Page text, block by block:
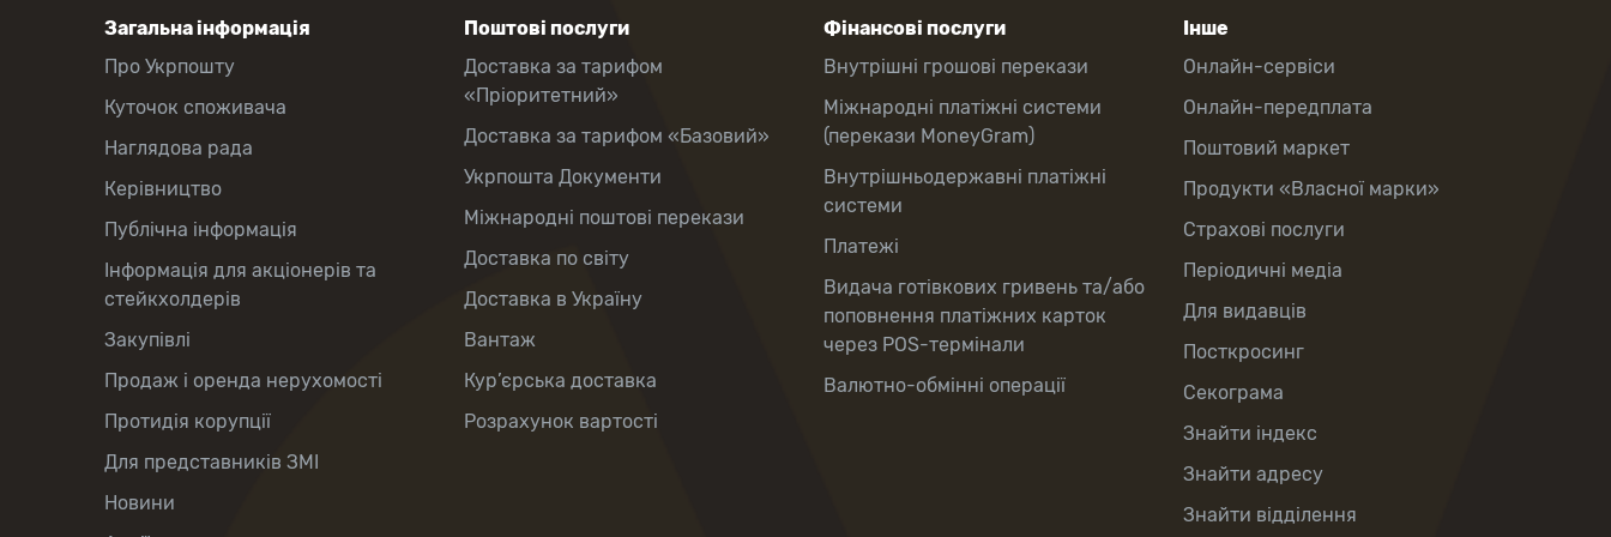
Загальна інформація
Про Укрпошту
Куточок споживача
Наглядова рада
Керівництво
Публічна інформація
Інформація для акціонерів та
стейкхолдерів
Закупівлі
Продаж і оренда нерухомості
Протидія корупції
Для представників ЗМІ
Новини
Поштові послуги
Доставка за тарифом
«Пріоритетний»
Доставка за тарифом «Базовий»
Укрпошта Документи
Міжнародні поштові перекази
Доставка по світу
Доставка в Україну
Вантаж
Кур’єрська доставка
Розрахунок вартості
Фінансові послуги
Внутрішні грошові перекази
Міжнародні платіжні системи
(перекази MoneyGram)
Внутрішньодержавні платіжні
системи
Платежі
Видача готівкових гривень та/або
поповнення платіжних карток
через POS-термінали
Валютно-обмінні операції
Інше
Онлайн-сервіси
Онлайн-передплата
Поштовий маркет
Продукти «Власної марки»
Страхові послуги
Періодичні медіа
Для видавців
Посткросинг
Секограма
Знайти індекс
Знайти адресу
Знайти відділення